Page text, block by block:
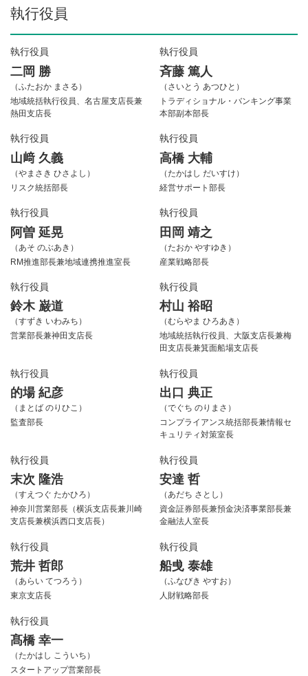
執行役員
執行役員
二岡 勝
（ふたおか まさる）
地域統括執行役員、名古屋支店長兼
熱田支店長
執行役員
斉藤 篤人
（さいとう あつひと）
トラディショナル・バンキング事業
本部副本部長
執行役員
山﨑 久義
（やまさき ひさよし）
リスク統括部長
執行役員
高橋 大輔
（たかはし だいすけ）
経営サポート部長
執行役員
阿曽 延晃
（あそ のぶあき）
RM推進部長兼地域連携推進室長
執行役員
田岡 靖之
（たおか やすゆき）
産業戦略部長
執行役員
鈴木 巌道
（すずき いわみち）
営業部長兼神田支店長
執行役員
村山 裕昭
（むらやま ひろあき）
地域統括執行役員、大阪支店長兼梅
田支店長兼箕面船場支店長
執行役員
的場 紀彦
（まとば のりひこ）
監査部長
執行役員
出口 典正
（でぐち のりまさ）
コンプライアンス統括部長兼情報セ
キュリティ対策室長
執行役員
末次 隆浩
（すえつぐ たかひろ）
神奈川営業部長（横浜支店長兼川崎
支店長兼横浜西口支店長）
執行役員
安達 哲
（あだち さとし）
資金証券部長兼預金決済事業部長兼
金融法人室長
執行役員
荒井 哲郎
（あらい てつろう）
東京支店長
執行役員
船曵 泰雄
（ふなびき やすお）
人財戦略部長
執行役員
髙橋 幸一
（たかはし こういち）
スタートアップ営業部長